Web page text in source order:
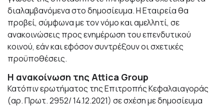
διαλαμβανόμενα στο δημοσίευμα. Η Εταιρεία θα
προβεί, σύμφωνα με τον νόμο και αμελλητί, σε
ανακοινώσεις προς ενημέρωση του επενδυτικού
κοινού, εάν και εφόσον συντρέξουν οι σχετικές
προϋποθέσεις.
Η ανακοίνωση της Attica Group
Κατόπιν ερωτήματος της Επιτροπής Κεφαλαιαγοράς
(αρ. Πρωτ. 2952/ 14.12.2021) σε σχέση με δημοσίευμα